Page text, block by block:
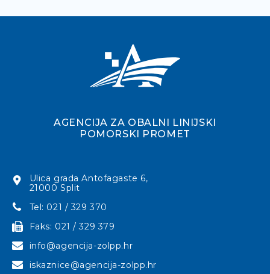
AGENCIJA ZA OBALNI LINIJSKI
POMORSKI PROMET
Ulica grada Antofagaste 6,
21000 Split
Tel: 021 / 329 370
Faks: 021 / 329 379
info@agencija-zolpp.hr
iskaznice@agencija-zolpp.hr